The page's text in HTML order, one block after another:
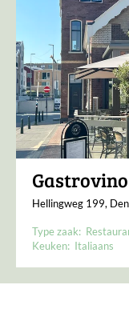
Hellingweg 199,
Type zaak:
Keuken: Italiaans